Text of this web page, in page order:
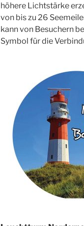
höhere Lichtstärke
von bis zu 26
kann von Besuchern
Symbol für die